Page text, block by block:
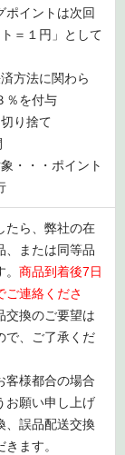
ポイントは次回
＝１円」として
方法に関わら
％を付与
り捨て
・・・ポイント
たら、弊社の在
、または同等品
商品到着後7日
ご連絡くださ
交換のご要望は
で、ご了承くだ
客様都合の場合
お願い申し上げ
、誤品配送交換
ます。